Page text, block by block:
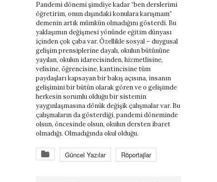
Pandemi dönemi şimdiye kadar “ben derslerimi
öğretirim, onun dışındaki konulara karışmam”
demenin artık mümkün olmadığını gösterdi. Bu
yaklaşımın değişmesi yönünde eğitim dünyası
içinden çok çaba var. Özellikle sosyal – duygusal
gelişim prensiplerine dayalı, okulun bütününe
yayılan, okulun idarecisinden, hizmetlisine,
velisine, öğrencisine, kantincisine tüm
paydaşları kapsayan bir bakış açısına, insanın
gelişimini bir bütün olarak gören ve o gelişimde
herkesin sorumlu olduğu bir sistemin
yaygınlaşmasına dönük değişik çalışmalar var. Bu
çalışmaların da gösterdiği, pandemi döneminde
olsun, öncesinde olsun, okulun dersten ibaret
olmadığı. Olmadığında okul olduğu.
Güncel Yazılar Röportajlar